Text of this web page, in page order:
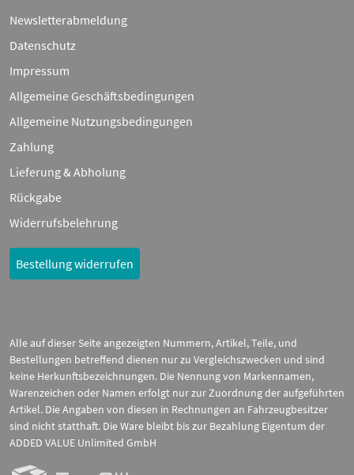
Newsletterabmeldung
Datenschutz
Impressum
Allgemeine Geschäftsbedingungen
Allgemeine Nutzungsbedingungen
Zahlung
Lieferung & Abholung
Rückgabe
Widerrufsbelehrung
Bestellung widerrufen
Alle auf dieser Seite angezeigten Nummern, Artikel, Teile, und
Bestellungen betreffend dienen nur zu Vergleichszwecken und sind
keine Herkunftsbezeichnungen. Die Nennung von Markennamen,
Warenzeichen oder Namen erfolgt nur zur Zuordnung der aufgeführten
Artikel. Die Angaben von diesen in Rechnungen an Fahrzeugbesitzer
sind nicht statthaft. Die Ware bleibt bis zur Bezahlung Eigentum der
ADDED VALUE Unlimited GmbH